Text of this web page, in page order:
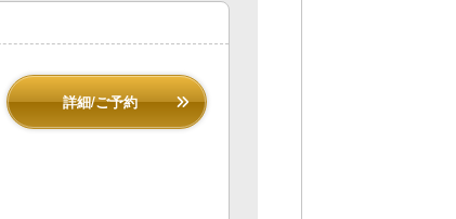
詳細/ご予約